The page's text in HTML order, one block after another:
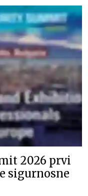
2026 prvi
sigurnosne